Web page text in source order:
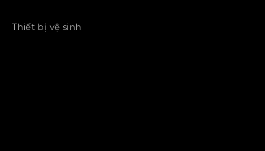
Thiết bị vệ sinh